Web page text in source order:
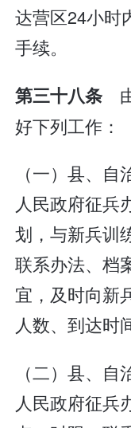
达营区24小时
手续。
第三十八条
好下列工作：
（一）县、
人民政府征兵
划，与新兵训
联系办法、档
宜，及时向新
人数、到达时
（二）县、
人民政府征兵